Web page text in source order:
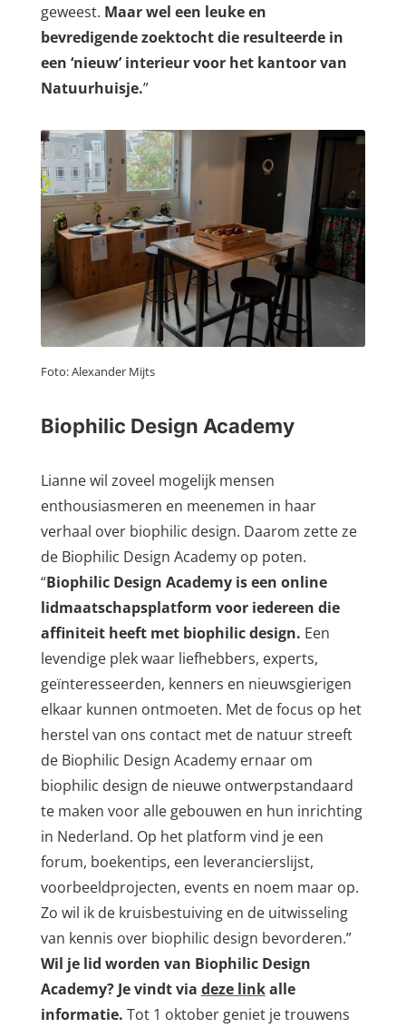
geweest. Maar wel een leuke en
bevredigende zoektocht die resulteerde in
een ‘nieuw’ interieur voor het kantoor van
Natuurhuisje.”
Foto: Alexander Mijts
Biophilic Design Academy
Lianne wil zoveel mogelijk mensen
enthousiasmeren en meenemen in haar
verhaal over biophilic design. Daarom zette ze
de Biophilic Design Academy op poten.
“Biophilic Design Academy is een online
lidmaatschapsplatform voor iedereen die
affiniteit heeft met biophilic design. Een
levendige plek waar liefhebbers, experts,
geïnteresseerden, kenners en nieuwsgierigen
elkaar kunnen ontmoeten. Met de focus op het
herstel van ons contact met de natuur streeft
de Biophilic Design Academy ernaar om
biophilic design de nieuwe ontwerpstandaard
te maken voor alle gebouwen en hun inrichting
in Nederland. Op het platform vind je een
forum, boekentips, een leverancierslijst,
voorbeeldprojecten, events en noem maar op.
Zo wil ik de kruisbestuiving en de uitwisseling
van kennis over biophilic design bevorderen.”
Wil je lid worden van Biophilic Design
Academy? Je vindt via deze linkalle
informatie. Tot 1 oktober geniet je trouwens